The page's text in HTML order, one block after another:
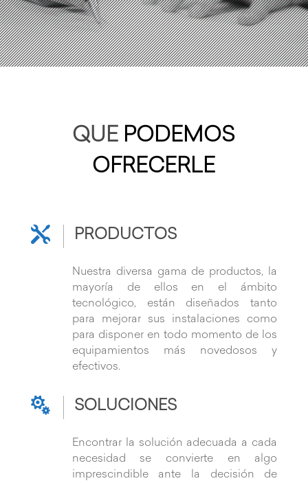
QUE PODEMOS
OFRECERLE
 PRODUCTOS
Nuestra diversa gama de productos, la
mayoría de ellos en el ámbito
tecnológico, están diseñados tanto
para mejorar sus instalaciones como
para disponer en todo momento de los
equipamientos más novedosos y
efectivos.
 SOLUCIONES
Encontrar la solución adecuada a cada
necesidad se convierte en algo
imprescindible ante la decisión de